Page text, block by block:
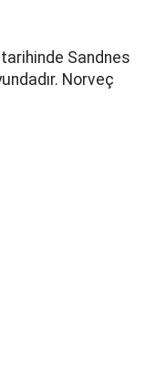
Sandnes
Norveç